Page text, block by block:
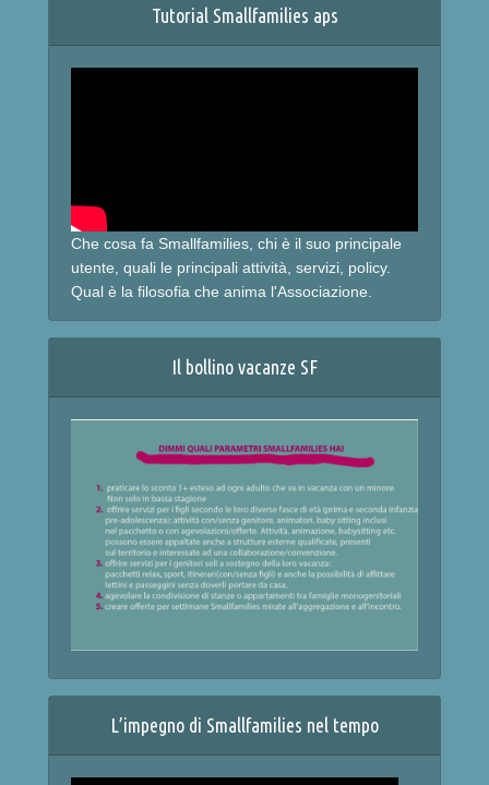
Tutorial Smallfamilies aps
Che cosa fa Smallfamilies, chi è il suo principale
utente, quali le principali attività, servizi, policy.
Qual è la filosofia che anima l'Associazione.
Il bollino vacanze SF
L’impegno di Smallfamilies nel tempo